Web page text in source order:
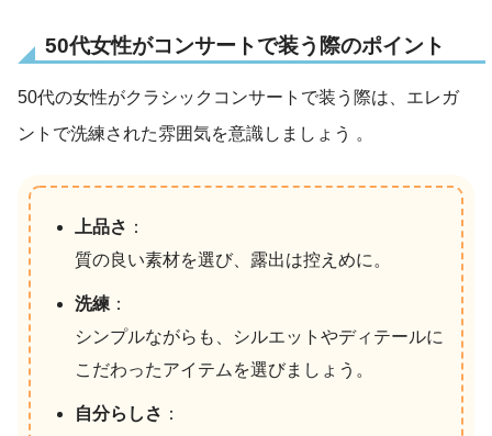
50代女性がコンサートで装う際のポイント
50代の女性がクラシックコンサートで装う際は、エレガ
ントで洗練された雰囲気を意識しましょう 。
上品さ ：
質の良い素材を選び、露出は控えめに。
洗練 ：
シンプルながらも、シルエットやディテールに
こだわったアイテムを選びましょう。
自分らしさ ：